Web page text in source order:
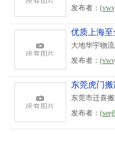
发布者： (
优质上海
大地华宇物
发布者： (
东莞虎门
东莞市迁喜
发布者： (